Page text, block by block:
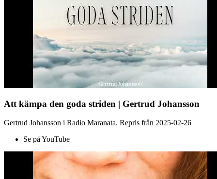
Att kämpa den goda striden | Gertrud Johansson
Gertrud Johansson i Radio Maranata. Repris från 2025-02-26
Se på YouTube